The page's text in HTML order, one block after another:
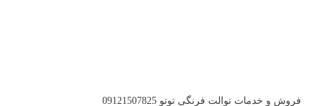
فروش و خدمات توالت فرنگی توتو 09121507825